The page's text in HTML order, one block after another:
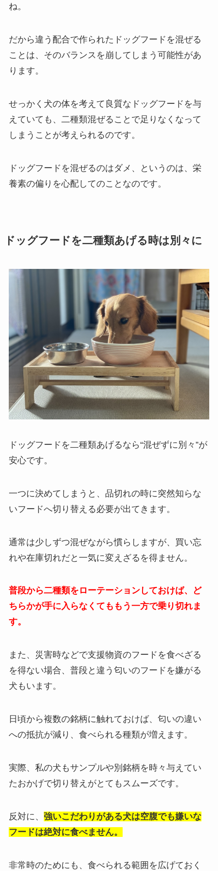
ね。
だから違う配合で作られたドッグフードを混ぜる
ことは、そのバランスを崩してしまう可能性があ
ります。
せっかく犬の体を考えて良質なドッグフードを与
えていても、二種類混ぜることで足りなくなって
しまうことが考えられるのです。
ドッグフードを混ぜるのはダメ、というのは、栄
養素の偏りを心配してのことなのです。
ドッグフードを二種類あげる時は別々に
ドッグフードを二種類あげるなら“混ぜずに別々”が
安心です。
一つに決めてしまうと、品切れの時に突然知らな
いフードへ切り替える必要が出てきます。
通常は少しずつ混ぜながら慣らしますが、買い忘
れや在庫切れだと一気に変えざるを得ません。
普段から二種類をローテーションしておけば、ど
ちらかが手に入らなくてももう一方で乗り切れま
す。
また、災害時などで支援物資のフードを食べざる
を得ない場合、普段と違う匂いのフードを嫌がる
犬もいます。
日頃から複数の銘柄に触れておけば、匂いの違い
への抵抗が減り、食べられる種類が増えます。
実際、私の犬もサンプルや別銘柄を時々与えてい
たおかげで切り替えがとてもスムーズです。
反対に、 強いこだわりがある犬は空腹でも嫌いな
フードは絶対に食べません。
非常時のためにも、食べられる範囲を広げておく